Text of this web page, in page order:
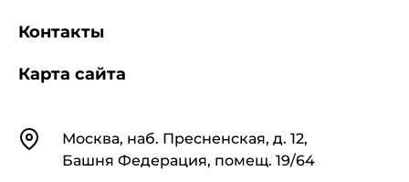
КонтактыМосква, наб. Пресненская, д. 12,
Башня Федерация, помещ. 19/64
Контакты
Карта сайта